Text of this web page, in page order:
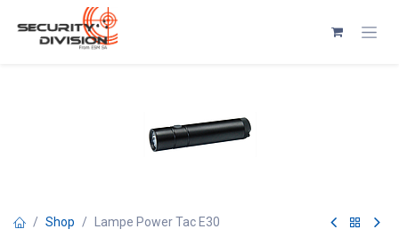
Se rendre au contenu
Shop Lampe Power Tac E30